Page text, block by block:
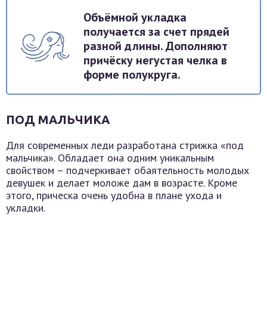
Объёмной укладка
получается за счет прядей
разной длины. Дополняют
причёску негустая челка в
форме полукруга.
ПОД МАЛЬЧИКА
Для современных леди разработана стрижка «под
мальчика». Обладает она одним уникальным
свойством – подчеркивает обаятельность молодых
девушек и делает моложе дам в возрасте. Кроме
этого, прическа очень удобна в плане ухода и
укладки.